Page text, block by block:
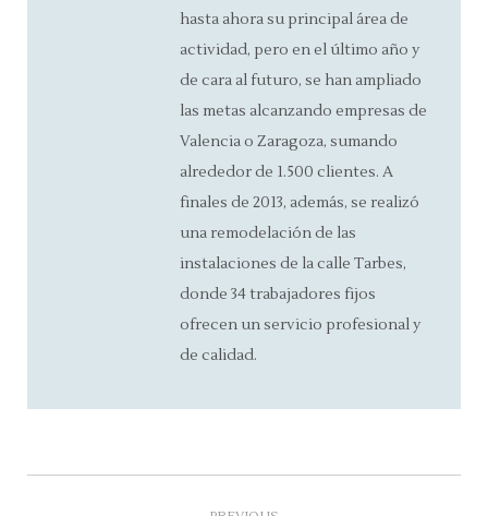
hasta ahora su principal área de
actividad, pero en el último año y
de cara al futuro, se han ampliado
las metas alcanzando empresas de
Valencia o Zaragoza, sumando
alrededor de 1.500 clientes. A
finales de 2013, además, se realizó
una remodelación de las
instalaciones de la calle Tarbes,
donde 34 trabajadores fijos
ofrecen un servicio profesional y
de calidad.